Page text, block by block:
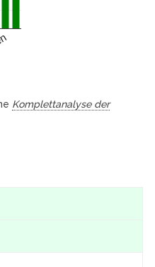
Komplettanalyse der